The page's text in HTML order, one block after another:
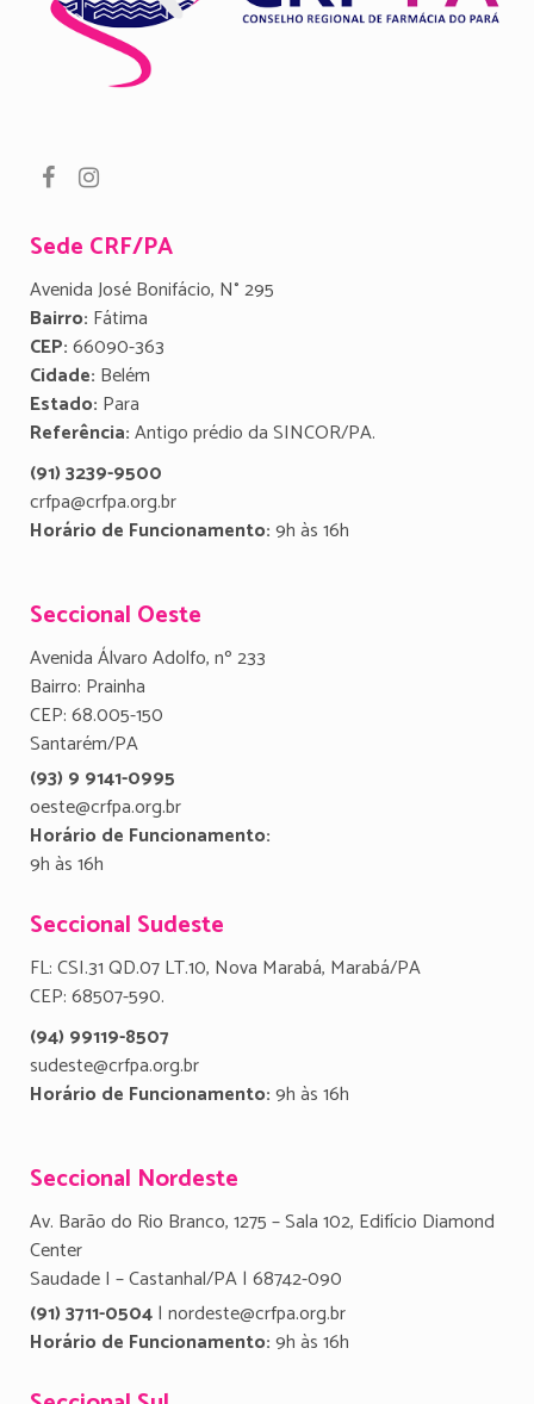
Sede CRF/PA
Avenida José Bonifácio, N° 295
Bairro: Fátima
CEP:66090-363
Cidade: Belém
Estado: Para
Referência:Antigo prédio da SINCOR/PA.
(91) 3239-9500
crfpa@crfpa.org.br
Horário de Funcionamento:9h às 16h
Seccional Oeste
Avenida Álvaro Adolfo, nº 233
Bairro: Prainha
CEP: 68.005-150
Santarém/PA
(93) 9 9141-0995
oeste@crfpa.org.br
Horário de Funcionamento:
9h às 16h
Seccional Sudeste
FL: CSI.31 QD.07 LT.10, Nova Marabá, Marabá/PA
CEP: 68507-590.
(94) 99119-8507
sudeste@crfpa.org.br
Horário de Funcionamento:9h às 16h
Seccional Nordeste
Av. Barão do Rio Branco, 1275 – Sala 102, Edifício Diamond
Center
Saudade I – Castanhal/PA | 68742-090
(91) 3711-0504| nordeste@crfpa.org.br
Horário de Funcionamento:9h às 16h